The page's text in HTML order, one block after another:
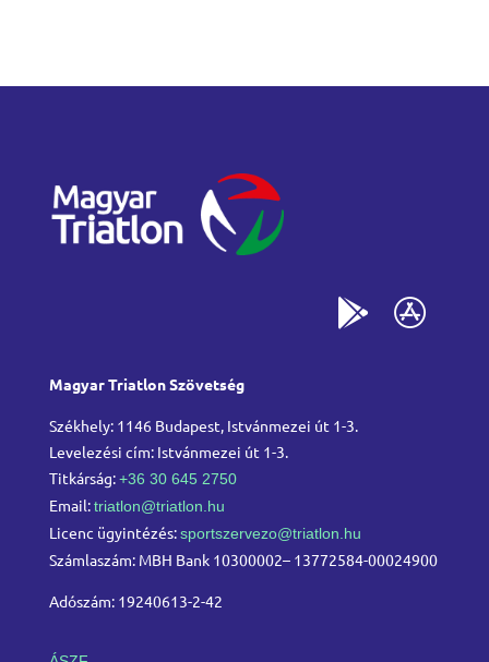
Magyar Triatlon Szövetség
Székhely: 1146 Budapest, Istvánmezei út 1-3.
Levelezési cím: Istvánmezei út 1-3.
Titkárság:+36 30 645 2750
Email:triatlon@triatlon.hu
Licenc ügyintézés:sportszervezo@triatlon.hu
Számlaszám: MBH Bank 10300002– 13772584-00024900
Adószám: 19240613-2-42